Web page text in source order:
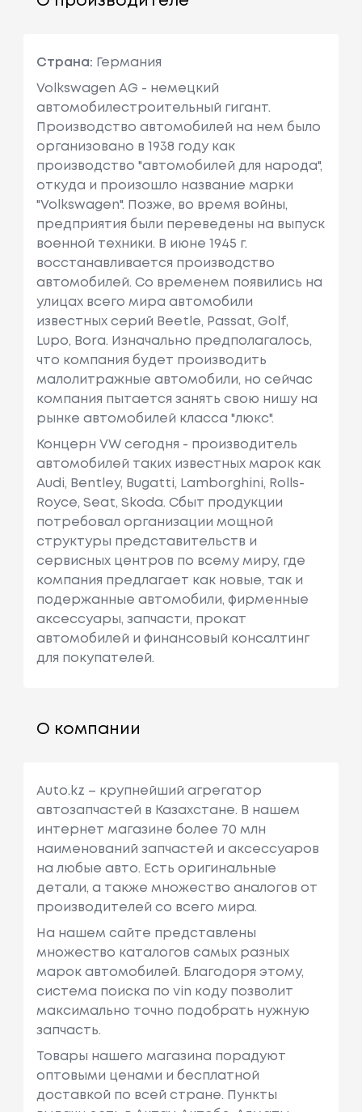
Страна: Германия
Volkswagen AG - немецкий
автомобилестроительный гигант.
Производство автомобилей на нем было
организовано в 1938 году как
производство "автомобилей для народа",
откуда и произошло название марки
"Volkswagen". Позже, во время войны,
предприятия были переведены на выпуск
военной техники. В июне 1945 г.
восстанавливается производство
автомобилей. Cо временем появились на
улицах всего мира автомобили
известных серий Beetle, Passat, Golf,
Lupo, Bora. Изначально предполагалось,
что компания будет производить
малолитражные автомобили, но сейчас
компания пытается занять свою нишу на
рынке автомобилей класса "люкс".
Концерн VW сегодня - производитель
автомобилей таких известных марок как
Audi, Bentley, Bugatti, Lamborghini, Rolls-
Royce, Seat, Skoda. Сбыт продукции
потребовал организации мощной
структуры представительств и
сервисных центров по всему миру, где
компания предлагает как новые, так и
подержанные автомобили, фирменные
аксессуары, запчасти, прокат
автомобилей и финансовый консалтинг
для покупателей.
О компании
Auto.kz – крупнейший агрегатор
автозапчастей в Казахстане. В нашем
интернет магазине более 70 млн
наименований запчастей и аксессуаров
на любые авто. Есть оригинальные
детали, а также множество аналогов от
производителей со всего мира.
На нашем сайте представлены
множество каталогов самых разных
марок автомобилей. Благодоря этому,
система поиска по vin коду позволит
максимально точно подобрать нужную
запчасть.
Товары нашего магазина порадуют
оптовыми ценами и бесплатной
доставкой по всей стране. Пункты